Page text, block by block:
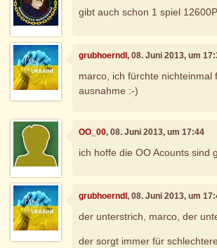
gibt auch schon 1 spiel 12600P
grubhoerndl, 08. Juni 2013, um
marco, ich fürchte nichteinmal
ausnahme :-)
OO_00, 08. Juni 2013, um 17:44
ich hoffe die OO Acounts sind
grubhoerndl, 08. Juni 2013, um
der unterstrich, marco, der
der sorgt immer für